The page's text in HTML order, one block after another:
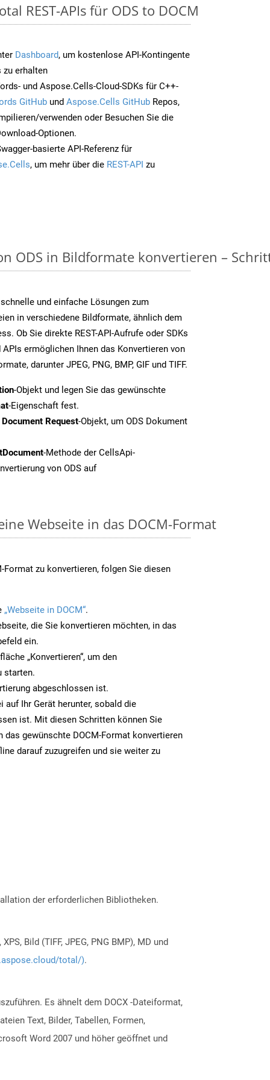
REST-APIs für ODS to DOCM
Dashboard, um kostenlose API-Kontingente
zu erhalten
und Aspose.Cells-Cloud-SDKs für C++-
GitHub und Aspose.Cells GitHub Repos,
verwenden oder Besuchen Sie die
Optionen.
basierte API-Referenz für
, um mehr über die REST-API zu
ODS in Bildformate konvertieren –
und einfache Lösungen zum
in verschiedene Bildformate, ähnlich dem
Ob Sie direkte REST-API-Aufrufe oder SDKs
ermöglichen Ihnen das Konvertieren von
darunter JPEG, PNG, BMP, GIF und TIFF.
-Objekt und legen Sie das gewünschte
-Eigenschaft fest.
Request-Objekt, um ODS Dokument
-Methode der CellsApi-
von ODS auf
Webseite in das DOCM-Format
Format zu konvertieren, folgen Sie diesen
„Webseite in DOCM“.
die Sie konvertieren möchten, in das
ein.
„Konvertieren“, um den
starten.
abgeschlossen ist.
auf Ihr Gerät herunter, sobald die
ist. Mit diesen Schritten können Sie
das gewünschte DOCM-Format konvertieren
darauf zuzugreifen und sie weiter zu
der erforderlichen Bibliotheken.
Bild (TIFF, JPEG, PNG BMP), MD und
total/).
Es ähnelt dem DOCX -Dateiformat,
Text, Bilder, Tabellen, Formen,
Word 2007 und höher geöffnet und